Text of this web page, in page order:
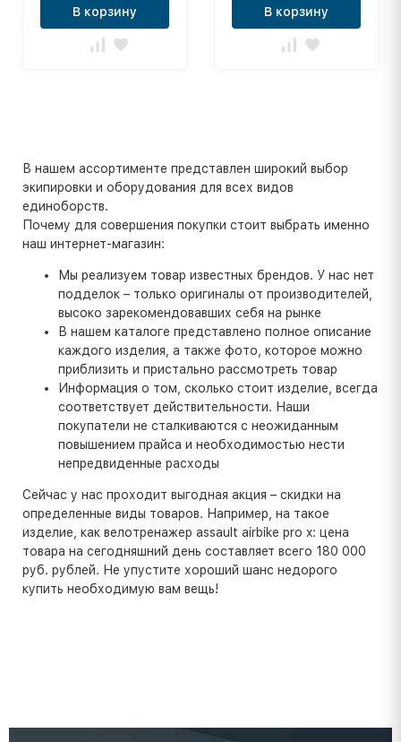
В корзину В корзину
В нашем ассортименте представлен широкий выбор
экипировки и оборудования для всех видов
единоборств.
Почему для совершения покупки стоит выбрать именно
наш интернет-магазин:
Мы реализуем товар известных брендов. У нас нет
подделок – только оригиналы от производителей,
высоко зарекомендовавших себя на рынке
В нашем каталоге представлено полное описание
каждого изделия, а также фото, которое можно
приблизить и пристально рассмотреть товар
Информация о том, сколько стоит изделие, всегда
соответствует действительности. Наши
покупатели не сталкиваются с неожиданным
повышением прайса и необходимостью нести
непредвиденные расходы
Сейчас у нас проходит выгодная акция – скидки на
определенные виды товаров. Например, на такое
изделие, как велотренажер assault airbike pro x: цена
товара на сегодняшний день составляет всего 180 000
руб. рублей. Не упустите хороший шанс недорого
купить необходимую вам вещь!